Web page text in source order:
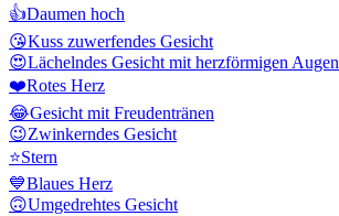
👍Daumen hoch
😘Kuss zuwerfendes Gesicht
😍Lächelndes Gesicht mit herzförmigen Augen
❤️Rotes Herz
😂Gesicht mit Freudentränen
😉Zwinkerndes Gesicht
⭐Stern
💙Blaues Herz
🙃Umgedrehtes Gesicht